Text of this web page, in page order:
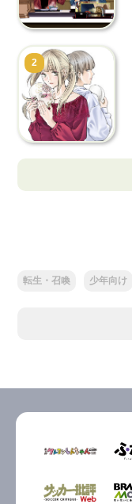
2
転生・召喚 少年向け